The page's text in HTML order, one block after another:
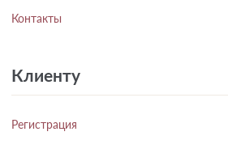
Контакты
Клиенту
Регистрация